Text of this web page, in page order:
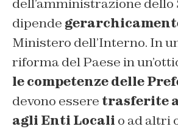
dell’amministrazione dello
dipende
Ministero dell’Interno. In
riforma del Paese in
le competenze delle
devono essere trasferite
agli Enti Locali o ad altri